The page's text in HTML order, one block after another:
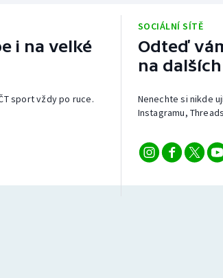
i na velké
sport vždy po ruce.
SOCIÁLNÍ SÍTĚ
Odteď
na
Nenechte si nikde
Instagramu,